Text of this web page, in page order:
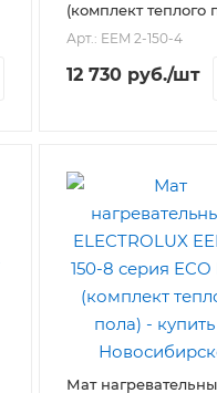
(комплект теплого
Арт.: EEM 2-150-4
12 730 руб./шт
Мат